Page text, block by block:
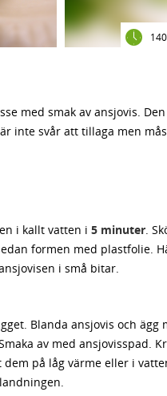
med smak av ansjovis.
inte svår att tillaga men
i kallt vatten i 5 minuter.
formen med plastfolie.
i små bitar.
Blanda ansjovis och ägg
av med ansjovisspad.
på låg värme eller i